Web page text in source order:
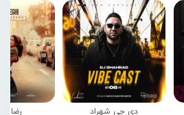
دی جی شهراد
رضا